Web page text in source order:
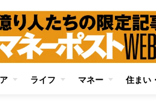
ライフ マネー 住まい